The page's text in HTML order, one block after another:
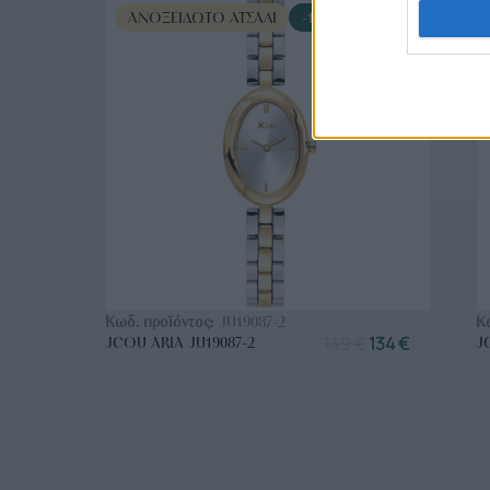
ΑΓΟΡΑ ΤΩΡΑ
ΑΝΟΞΕΊΔΩΤΟ ΑΤΣΆΛΙ -10%
Κωδ. προϊόντος: JU19087-2
JCOU ARIA JU19087-2
134€